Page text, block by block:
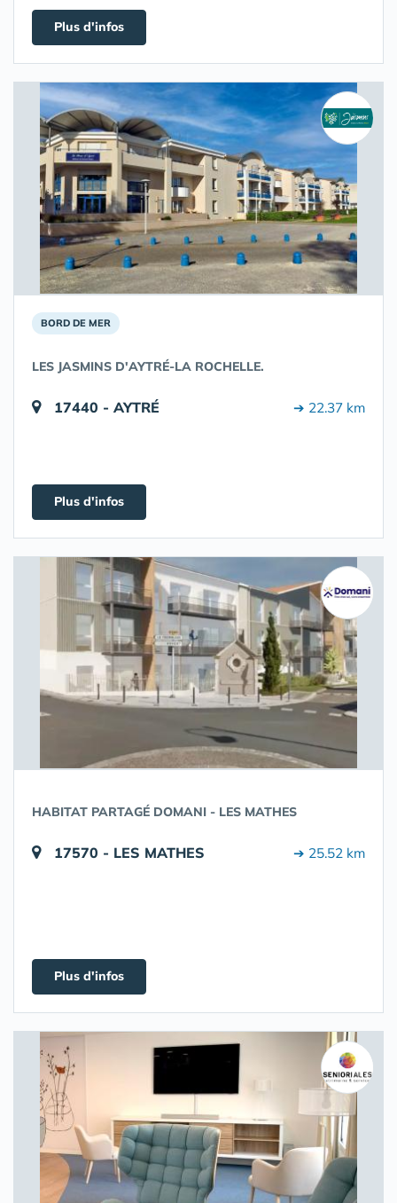
Plus d'infos
BORD DE MER
LES JASMINS D'AYTRÉ-LA ROCHELLE.
17440 - AYTRÉ ➔ 22.37 km
Plus d'infos
HABITAT PARTAGÉ DOMANI - LES MATHES
17570 - LES MATHES ➔ 25.52 km
Plus d'infos